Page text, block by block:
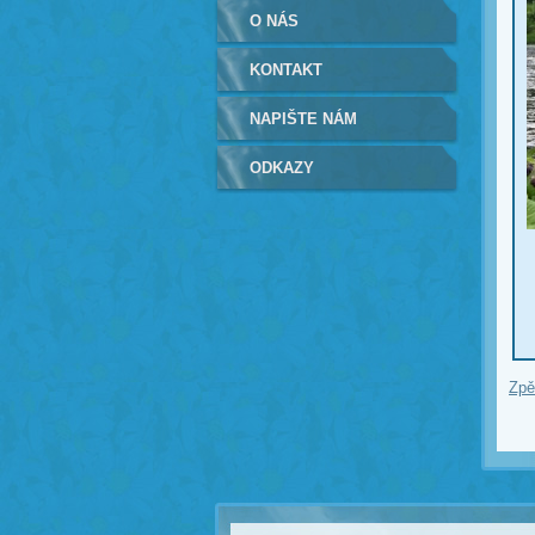
O NÁS
KONTAKT
NAPIŠTE NÁM
ODKAZY